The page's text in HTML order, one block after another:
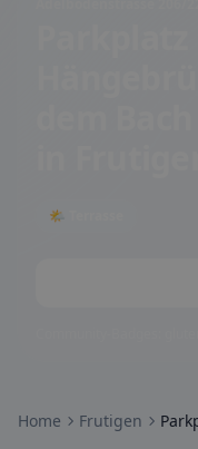
🌤 Terrasse
Home Frutigen